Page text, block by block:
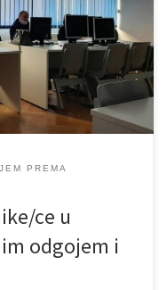
NAGE koji provodi
Ovaj projekt finansira
nastavnika/ca
PREMA
ce u
odgojem i